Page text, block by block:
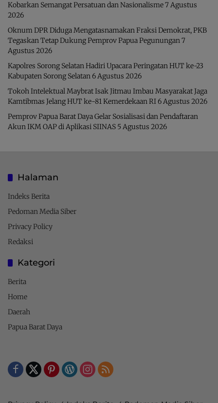
Kobarkan Semangat Persatuan dan Nasionalisme7 Agustus
2026
Oknum DPR Diduga Mengatasnamakan Fraksi Demokrat, PKB
Tegaskan Tetap Dukung Pemprov Papua Pegunungan7
Agustus 2026
Kapolres Sorong Selatan Hadiri Upacara Peringatan HUT ke-23
Kabupaten Sorong Selatan6 Agustus 2026
Tokoh Intelektual Maybrat Isak Jitmau Imbau Masyarakat Jaga
Kamtibmas Jelang HUT ke-81 Kemerdekaan RI6 Agustus 2026
Pemprov Papua Barat Daya Gelar Sosialisasi dan Pendaftaran
Akun IKM OAP di Aplikasi SIINAS 5 Agustus 2026
Halaman
Indeks Berita
Pedoman Media Siber
Privacy Policy
Redaksi
Kategori
Berita
Home
Daerah
Papua Barat Daya